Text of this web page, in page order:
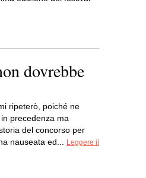
dovrebbe
ripeterò, poiché ne
precedenza ma
del concorso per
nauseata ed...
Leggere il